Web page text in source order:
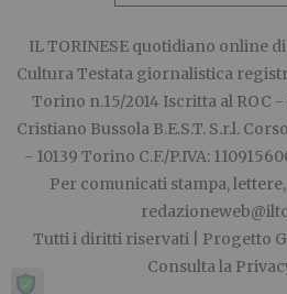
IL TORINESE quotidiano online
Cultura Testata giornalistica
Torino n.15/2014 Iscritta al ROC
Cristiano Bussola B.E.S.T. S.r.l.
- 10139 Torino C.F./P.IVA:
Per comunicati stampa,
Tutti i diritti riservati | Progetto
Consulta la